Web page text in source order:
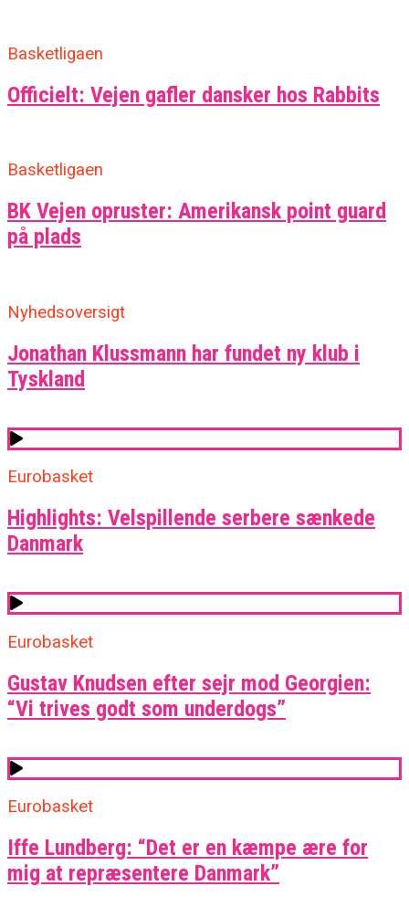
Basketligaen
Officielt: Vejen gafler dansker hos Rabbits
Basketligaen
BK Vejen opruster: Amerikansk point guard
på plads
Nyhedsoversigt
Jonathan Klussmann har fundet ny klub i
Tyskland
Eurobasket
Highlights: Velspillende serbere sænkede
Danmark
Eurobasket
Gustav Knudsen efter sejr mod Georgien:
“Vi trives godt som underdogs”
Eurobasket
Iffe Lundberg: “Det er en kæmpe ære for
mig at repræsentere Danmark”